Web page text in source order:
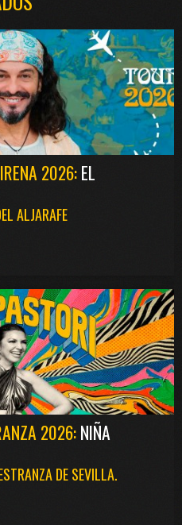
2026:EL
ALJARAFE
2026:NIÑA
DE SEVILLA.